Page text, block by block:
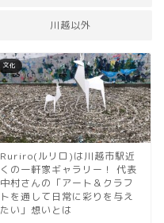
川越以外
文化
Ruriro(ルリロ)は川越市駅近
くの一軒家ギャラリー！ 代表
中村さんの「アート＆クラフ
トを通して日常に彩りを与え
たい」想いとは